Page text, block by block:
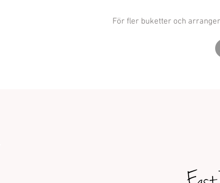
För fler buketter och